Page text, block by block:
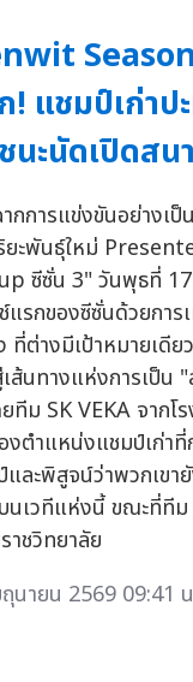
! แชมป์เก่าป
นะนัดเปิดสน
ากการแข่งขันอย่างเ
ยะพันธุ์ใหม่
ซีซั่น 3" วันพุธที่
แรกของซีซั่นด้วยกา
ที่ต่างมีเป้าหมายเดีย
เส้นทางแห่งการเป็น
ทีม SK VEKA จากโ
องตำแหน่งแชมป์เก่า
และพิสูจน์ว่าพวกเข
นเวทีแห่งนี้ ขณะที่ทีม
ชวิทยาลัย
นายน 2569 09:41